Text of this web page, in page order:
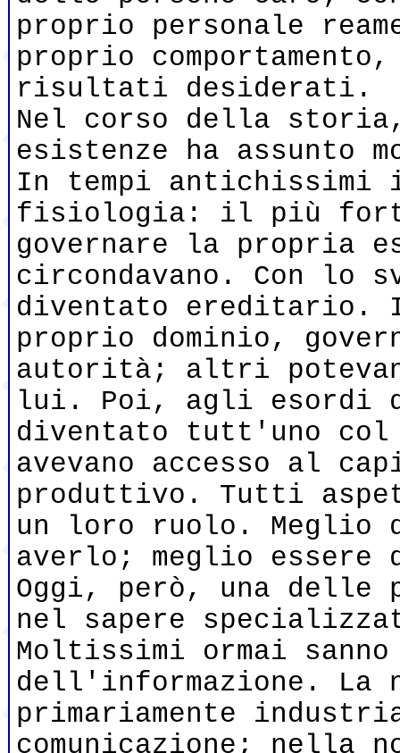
proprio personale
proprio
risultati desiderati.
Nel corso della
esistenze ha assunto
In tempi antichissimi
fisiologia: il più
governare la propria
circondavano. Con
diventato ereditario.
proprio dominio,
autorità; altri
lui. Poi, agli esordi
diventato tutt'uno col
avevano accesso al
produttivo. Tutti
un loro ruolo. Meglio
averlo; meglio
Oggi, però, una delle
nel sapere
Moltissimi ormai
dell'informazione. La
primariamente
comunicazione; nella